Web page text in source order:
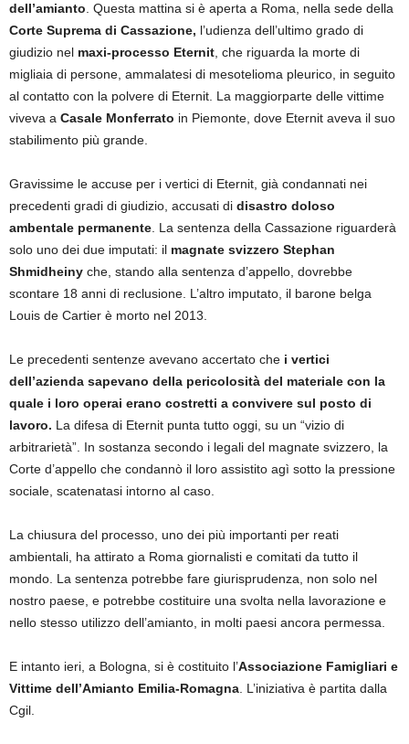
dell’amianto . Questa mattina si è aperta a Roma, nella sede della
Corte Suprema di Cassazione, l’udienza dell’ultimo grado di
giudizio nel maxi-processo Eternit , che riguarda la morte di
migliaia di persone, ammalatesi di mesotelioma pleurico, in seguito
al contatto con la polvere di Eternit. La maggiorparte delle vittime
viveva a Casale Monferrato in Piemonte, dove Eternit aveva il suo
stabilimento più grande.
Gravissime le accuse per i vertici di Eternit, già condannati nei
precedenti gradi di giudizio, accusati di disastro doloso
ambentale permanente . La sentenza della Cassazione riguarderà
solo uno dei due imputati: il magnate svizzero Stephan
Shmidheiny che, stando alla sentenza d’appello, dovrebbe
scontare 18 anni di reclusione. L’altro imputato, il barone belga
Louis de Cartier è morto nel 2013.
Le precedenti sentenze avevano accertato che i vertici
dell’azienda sapevano della pericolosità del materiale con la
quale i loro operai erano costretti a convivere sul posto di
lavoro. La difesa di Eternit punta tutto oggi, su un “vizio di
arbitrarietà”. In sostanza secondo i legali del magnate svizzero, la
Corte d’appello che condannò il loro assistito agì sotto la pressione
sociale, scatenatasi intorno al caso.
La chiusura del processo, uno dei più importanti per reati
ambientali, ha attirato a Roma giornalisti e comitati da tutto il
mondo. La sentenza potrebbe fare giurisprudenza, non solo nel
nostro paese, e potrebbe costituire una svolta nella lavorazione e
nello stesso utilizzo dell’amianto, in molti paesi ancora permessa.
E intanto ieri, a Bologna, si è costituito l’Associazione Famigliari e
Vittime dell’Amianto Emilia-Romagna . L’iniziativa è partita dalla
Cgil.